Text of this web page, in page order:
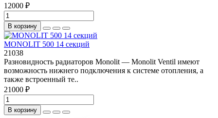
12000 ₽
В корзину
MONOLIT 500 14 секций
21038
Разновидность радиаторов Monolit — Monolit Ventil имеют
возможность нижнего подключения к системе отопления, а
также встроенный те..
21000 ₽
В корзину